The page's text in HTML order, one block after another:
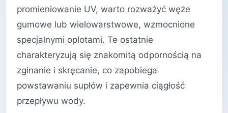
promieniowanie UV, warto rozważyć węże
gumowe lub wielowarstwowe, wzmocnione
specjalnymi oplotami. Te ostatnie
charakteryzują się znakomitą odpornością na
zginanie i skręcanie, co zapobiega
powstawaniu supłów i zapewnia ciągłość
przepływu wody.